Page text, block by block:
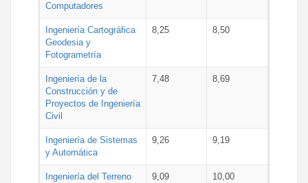
Computadores
Ingeniería Cartográfica
Geodesia y
Fotogrametría
8,25 8,50
Ingeniería de la
Construcción y de
Proyectos de Ingeniería
Civil
7,48 8,69
Ingeniería de Sistemas
y Automática
9,26 9,19
Ingeniería del Terreno 9,09 10,00